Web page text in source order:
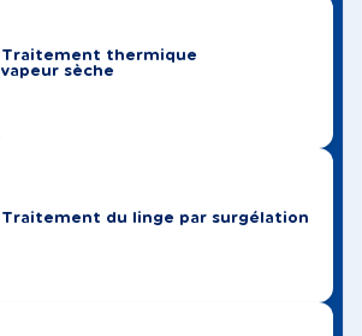
Traitement thermique
vapeur sèche
Traitement du linge par surgélation